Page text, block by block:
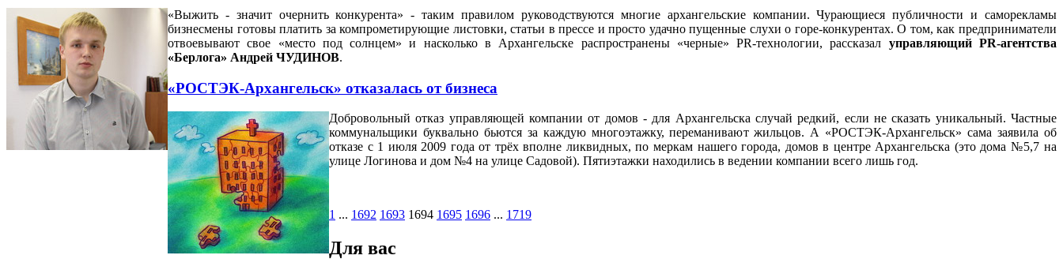
«Выжить - значит очернить конкурента» - таким правилом руководствуются многие архангельские компании. Чурающиеся публичности и саморекламы
бизнесмены готовы платить за компрометирующие листовки, статьи в прессе и просто удачно пущенные слухи о горе-конкурентах. О том, как предприниматели
отвоевывают свое «место под солнцем» и насколько в Архангельске распространены «черные» PR-технологии, рассказал управляющий PR-агентства
«Берлога» Андрей ЧУДИНОВ.
«РОСТЭК-Архангельск» отказалась от бизнеса
Добровольный отказ управляющей компании от домов - для Архангельска случай редкий, если не сказать уникальный. Частные
коммунальщики буквально бьются за каждую многоэтажку, переманивают жильцов. А «РОСТЭК-Архангельск» сама заявила об
отказе с 1 июля 2009 года от трёх вполне ликвидных, по меркам нашего города, домов в центре Архангельска (это дома №5,7 на
улице Логинова и дом №4 на улице Садовой). Пятиэтажки находились в ведении компании всего лишь год.
1 ... 1692 1693 1694 1695 1696 ... 1719
Для вас